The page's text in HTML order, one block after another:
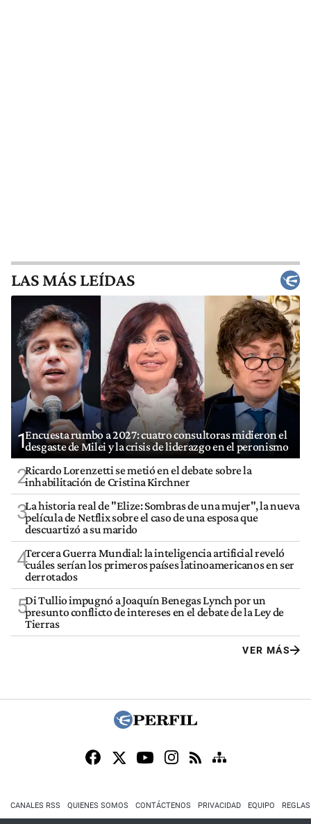
LAS MÁS LEÍDAS
1Encuesta rumbo a 2027: cuatro consultoras midieron el
desgaste de Milei y la crisis de liderazgo en el peronismo
2Ricardo Lorenzetti se metió en el debate sobre la
inhabilitación de Cristina Kirchner
3La historia real de "Elize: Sombras de una mujer", la nueva
película de Netflix sobre el caso de una esposa que
descuartizó a su marido
4Tercera Guerra Mundial: la inteligencia artificial reveló
cuáles serían los primeros países latinoamericanos en ser
derrotados
5Di Tullio impugnó a Joaquín Benegas Lynch por un
presunto conflicto de intereses en el debate de la Ley de
Tierras
VER MÁS
CANALES RSS QUIENES SOMOS CONTÁCTENOS PRIVACIDAD EQUIPO